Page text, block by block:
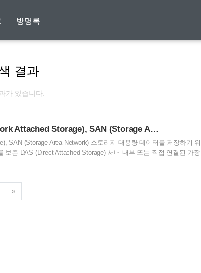
방명록
결과
가 있습니다.
[Storage] DAS (Direct Attached Storage), NAS (Network Attached Storage), SAN (Storage Area Network)
SAN (Storage Area Network) 스토리지 대용량 데이터를 저장하기 위
존 DAS (Direct Attached Storage) 서버 내부 또는 직접 연결된 가장
을 이용하여 연결 설치가 빠르며 운영이 쉽고 공유가 불필요한 환경
(Network Attached Storage) 서버와 저장 장치를 통해 동일한 스토
»